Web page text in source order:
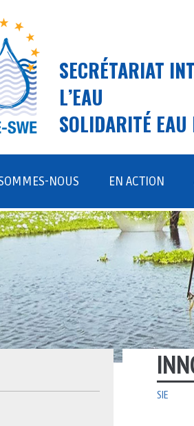
SECRÉTARIAT
L’EAU
SOLIDARITÉ EAU
NOUS
ET SEE
MISSION, VALEURS
D’ADMINISTRATION
EN ACTION
TERRAIN
PLAIDOYER ET
JEUNESSE
PROJETS
SIE